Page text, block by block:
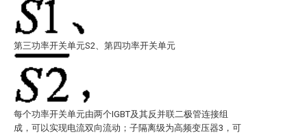
第三功率开关单元S2、第四功率开关单元
每个功率开关单元由两个IGBT及其反并联二极管连接组
成，可以实现电流双向流动；子隔离级为高频变压器3，可